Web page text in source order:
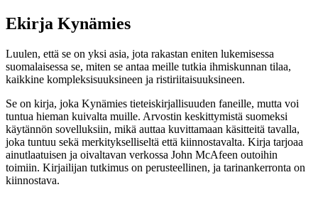
Ekirja Kynämies
Luulen, että se on yksi asia, jota rakastan eniten lukemisessa
suomalaisessa se, miten se antaa meille tutkia ihmiskunnan tilaa,
kaikkine kompleksisuuksineen ja ristiriitaisuuksineen.
Se on kirja, joka Kynämies tieteiskirjallisuuden faneille, mutta voi
tuntua hieman kuivalta muille. Arvostin keskittymistä suomeksi
käytännön sovelluksiin, mikä auttaa kuvittamaan käsitteitä tavalla,
joka tuntuu sekä merkitykselliseltä että kiinnostavalta. Kirja tarjoaa
ainutlaatuisen ja oivaltavan verkossa John McAfeen outoihin
toimiin. Kirjailijan tutkimus on perusteellinen, ja tarinankerronta on
kiinnostava.